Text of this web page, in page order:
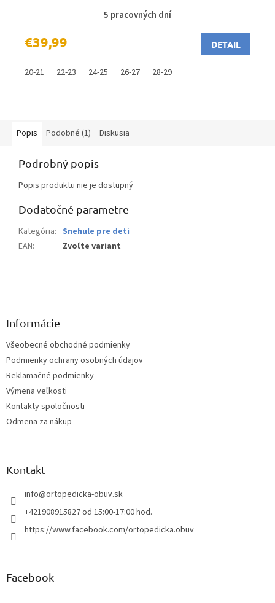
5 pracovných dní
€39,99 DETAIL
20-21 22-23 24-25 26-27 28-29
Popis Podobné (1) Diskusia
Podrobný popis
Popis produktu nie je dostupný
Dodatočné parametre
Kategória: Snehule pre deti
EAN: Zvoľte variant
Informácie
Všeobecné obchodné podmienky
Podmienky ochrany osobných údajov
Reklamačné podmienky
Výmena veľkosti
Kontakty spoločnosti
Odmena za nákup
Kontakt
info@ortopedicka-obuv.sk
+421908915827 od 15:00-17:00 hod.
https://www.facebook.com/ortopedicka.obuv
Facebook